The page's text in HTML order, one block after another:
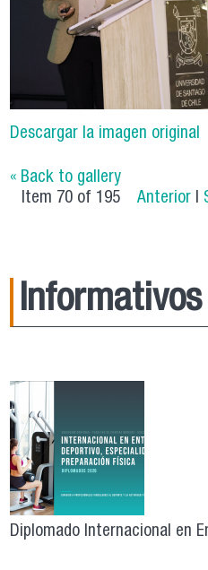
Descargar la imagen original
« Back to gallery
Item 70 of 195
Anterior |
Informativos
Diplomado Internacional en